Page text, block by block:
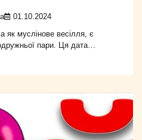
01.10.2024
як муслінове весілля, є
пари. Ця дата…